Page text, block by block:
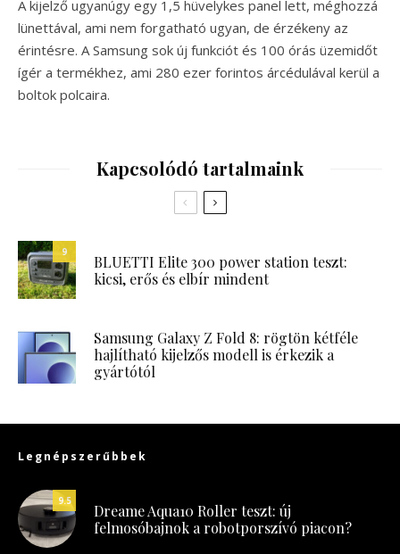
A kijelző ugyanúgy egy 1,5 hüvelykes panel lett, méghozzá
lünettával, ami nem forgatható ugyan, de érzékeny az
érintésre. A Samsung sok új funkciót és 100 órás üzemidőt
ígér a termékhez, ami 280 ezer forintos árcédulával kerül a
boltok polcaira.
Kapcsolódó tartalmaink
9
BLUETTI Elite 300 power station teszt:
kicsi, erős és elbír mindent
Samsung Galaxy Z Fold 8: rögtön kétféle
hajlítható kijelzős modell is érkezik a
gyártótól
Legnépszerűbbek
9.5
Dreame Aqua10 Roller teszt: új
felmosóbajnok a robotporszívó piacon?